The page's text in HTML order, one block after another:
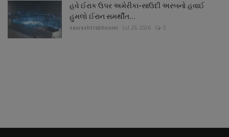
હવે ઈરાક ઉપર અમેરીકા-સાઉદી અરબનો હવાઈ
હુમલો ઈરાન સમર્થીત...
saurashtrabhoomi Jul 29, 2026 0